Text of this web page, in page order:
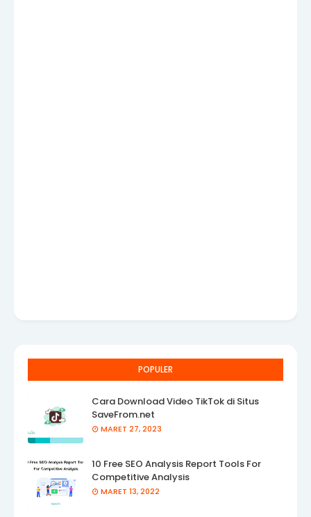
POPULER
Cara Download Video TikTok di Situs
SaveFrom.net
MARET 27, 2023
10 Free SEO Analysis Report Tools For
Competitive Analysis
MARET 13, 2022